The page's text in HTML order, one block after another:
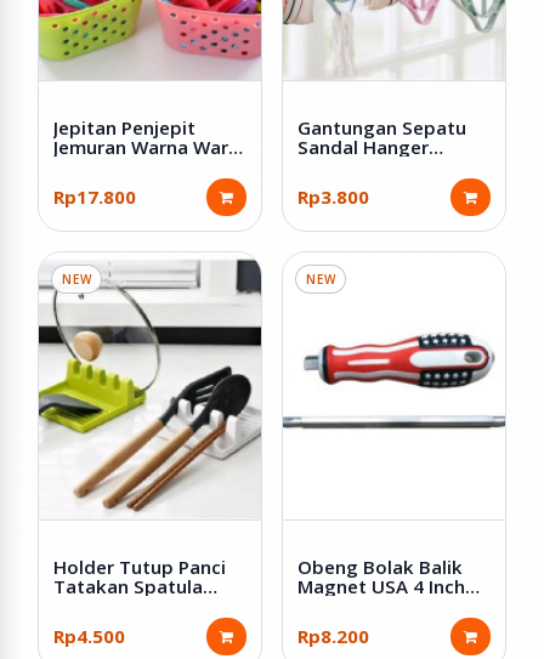
Jepitan Penjepit
Jemuran Warna Warni
Keranjang
Rp17.800
Gantungan Sepatu
Sandal Hanger
Rp3.800
NEW
Holder Tutup Panci
Tatakan Spatula
Rp4.500
NEW
Obeng Bolak Balik
Magnet USA 4 Inch
Rp8.200